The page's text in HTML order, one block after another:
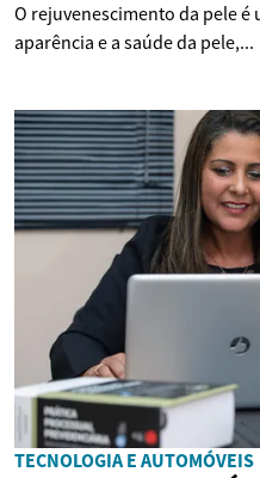
O rejuvenescimento da pele é
aparência e a saúde da pele,...
TECNOLOGIA E AUTOMÓVEIS